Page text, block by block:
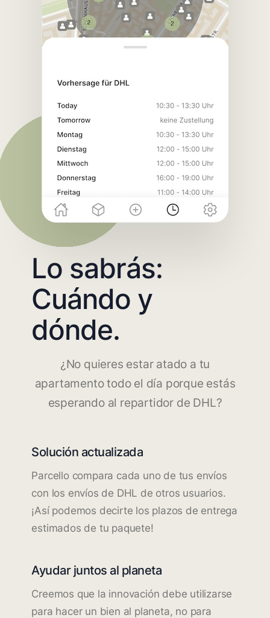
Lo sabrás:
Cuándo y
dónde.
¿No quieres estar atado a tu
apartamento todo el día porque estás
esperando al repartidor de DHL?
Solución actualizada
Parcello compara cada uno de tus envíos
con los envíos de DHL de otros usuarios.
¡Así podemos decirte los plazos de entrega
estimados de tu paquete!
Ayudar juntos al planeta
Creemos que la innovación debe utilizarse
para hacer un bien al planeta, no para